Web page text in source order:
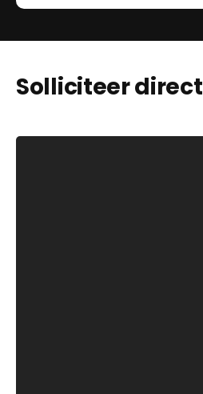
Solliciteer direct